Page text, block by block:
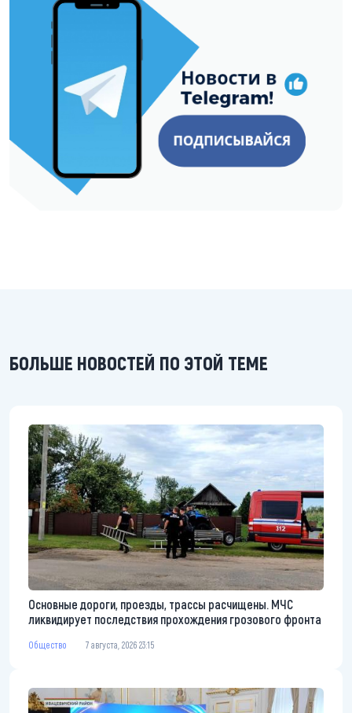
БОЛЬШЕ НОВОСТЕЙ ПО ЭТОЙ ТЕМЕ
Основные дороги, проезды, трассы расчищены. МЧС
ликвидирует последствия прохождения грозового фронта
Общество 7 августа, 2026 23:15